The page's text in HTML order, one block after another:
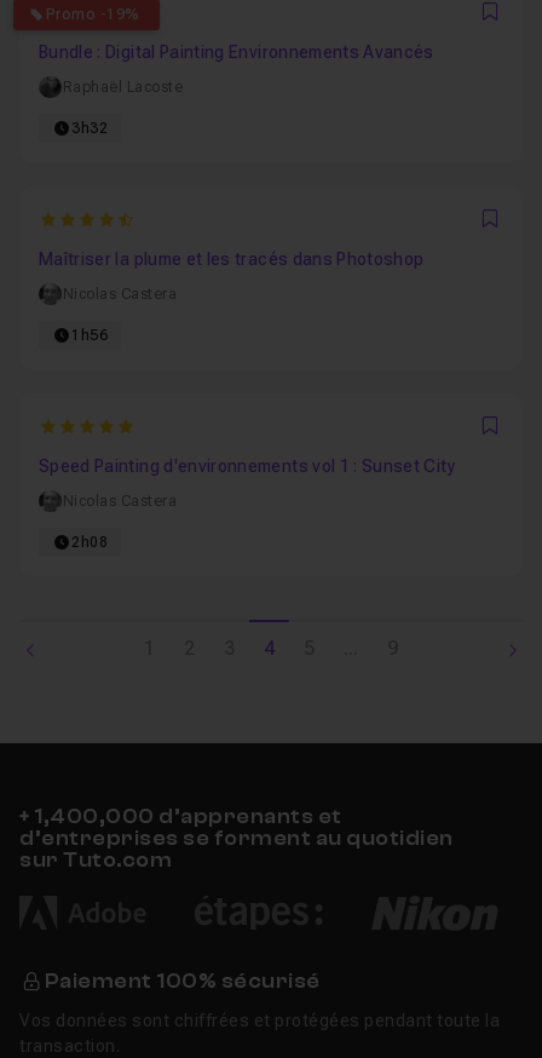
Promo -19%
4.3333333333333
Bundle : Digital Painting Environnements Avancés
Raphaël Lacoste
3h32
4.9310344827586
Maîtriser la plume et les tracés dans Photoshop
Nicolas Castera
1h56
5
Speed Painting d'environnements vol 1 : Sunset City
Nicolas Castera
2h08
4
+ 1,400,000 d’apprenants et
d’entreprises se forment au quotidien
sur Tuto.com
Paiement 100% sécurisé
Vos données sont chiffrées et protégées pendant toute la
transaction.